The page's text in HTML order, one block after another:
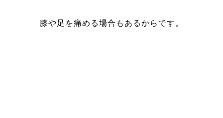
膝や足を痛める場合もあるからです。